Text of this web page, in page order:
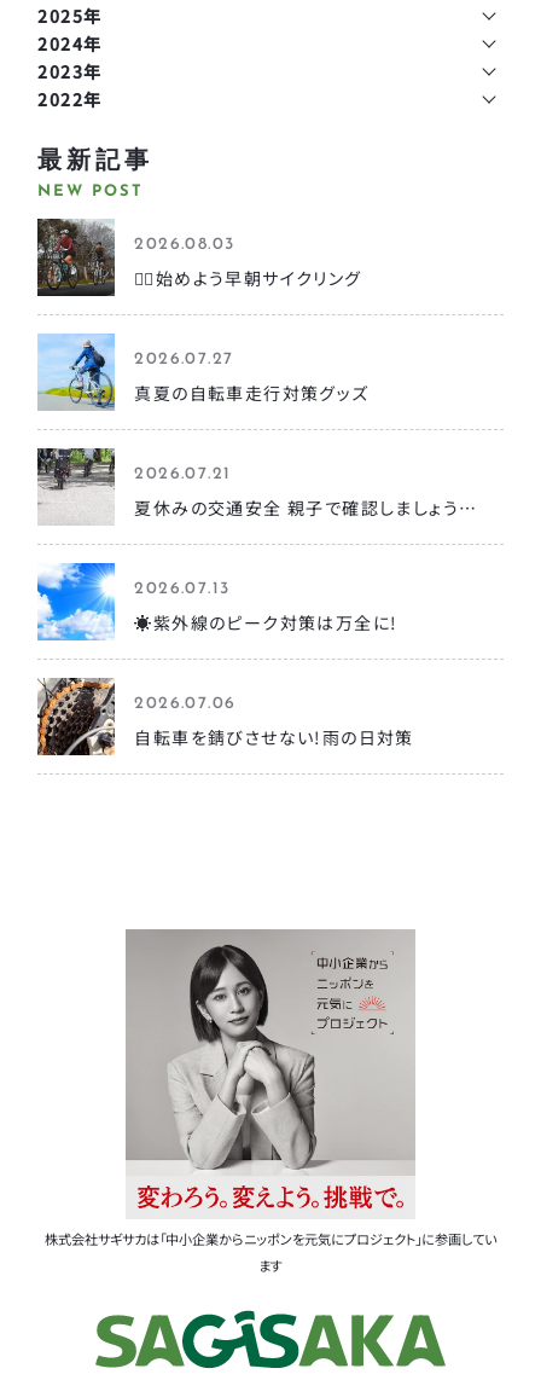
2025年
2024年
2023年
2022年
最新記事
NEW POST
2026.08.03
🚴‍♀️始めよう早朝サイクリング
2026.07.27
真夏の自転車走行対策グッズ
2026.07.21
夏休みの交通安全 親子で確認しましょう…
2026.07.13
☀️紫外線のピーク対策は万全に!
2026.07.06
自転車を錆びさせない!雨の日対策
株式会社サギサカは「中小企業からニッポンを元気にプロジェクト」に参画してい
ます